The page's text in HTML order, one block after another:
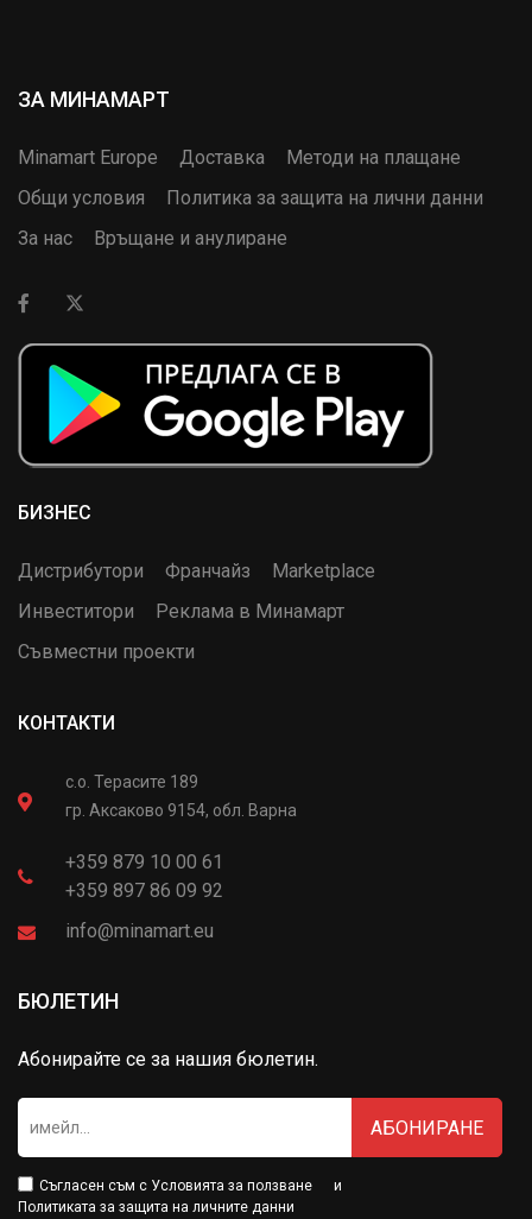
ЗА МИНАМАРТ
Minamart Europe Доставка
Методи на плащане
Общи условия
Политика за защита на лични данни
За нас
Връщане и анулиране
БИЗНЕС
Дистрибутори Франчайз
Marketplace
Инвеститори
Реклама в Минамарт
Съвместни проекти
КОНТАКТИ
с.о. Терасите 189
гр. Аксаково 9154, обл. Варна
+359 879 10 00 61
+359 897 86 09 92
info@minamart.eu
БЮЛЕТИН
Абонирайте се за нашия бюлетин.
АБОНИРАНЕ
Съгласен съм с Условията за ползване
и
Политиката за защита на личните данни